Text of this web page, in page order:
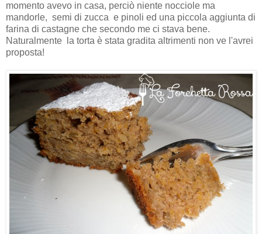
momento avevo in casa, perciò niente nocciole ma
mandorle, semi di zucca e pinoli ed una piccola aggiunta di
farina di castagne che secondo me ci stava bene.
Naturalmente la torta è stata gradita altrimenti non ve l'avrei
proposta!